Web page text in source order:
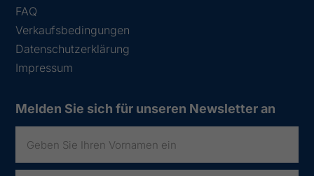
FAQ
Verkaufsbedingungen
Datenschutzerklärung
Impressum
Melden Sie sich für unseren Newsletter an